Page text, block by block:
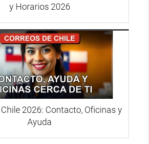
y Horarios 2026
2026: Contacto, Oficinas y
Ayuda